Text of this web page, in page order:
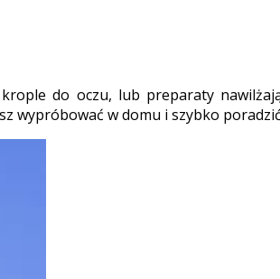
do oczu, lub preparaty
wypróbować w domu i szybko